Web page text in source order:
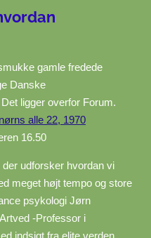
gamle fredede
Danske
ligger overfor Forum.
alle 22, 1970
16.50
udforsker hvordan vi
meget højt tempo og store
psykologi Jørn
-Professor i
indsigt fra elite verden,